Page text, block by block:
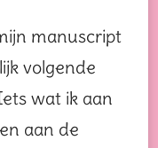
manuscript
volgende
wat ik aan
aan de